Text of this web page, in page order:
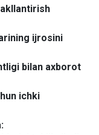
ijrosini
bilan axborot
ichki